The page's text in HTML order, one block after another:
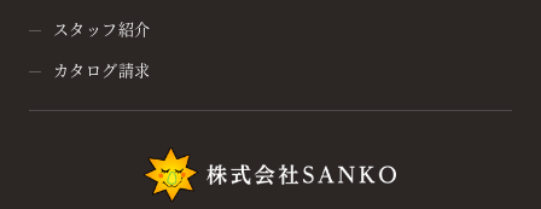
スタッフ紹介
カタログ請求